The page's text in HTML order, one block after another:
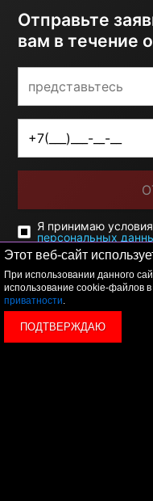
Этот веб-сайт
При использовании данного
использование cookie-файлов
приватности.
ПОДТВЕРЖДАЮ
Отправьте
вам в течение
Я принимаю условия
персональных